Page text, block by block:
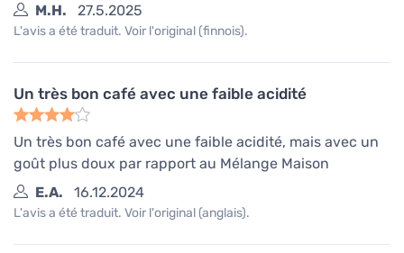
M.H.
27.5.2025
L'avis a été traduit. Voir l'original (finnois).
Un très bon café avec une faible acidité
Un très bon café avec une faible acidité, mais avec un
goût plus doux par rapport au Mélange Maison
E.A.
16.12.2024
L'avis a été traduit. Voir l'original (anglais).